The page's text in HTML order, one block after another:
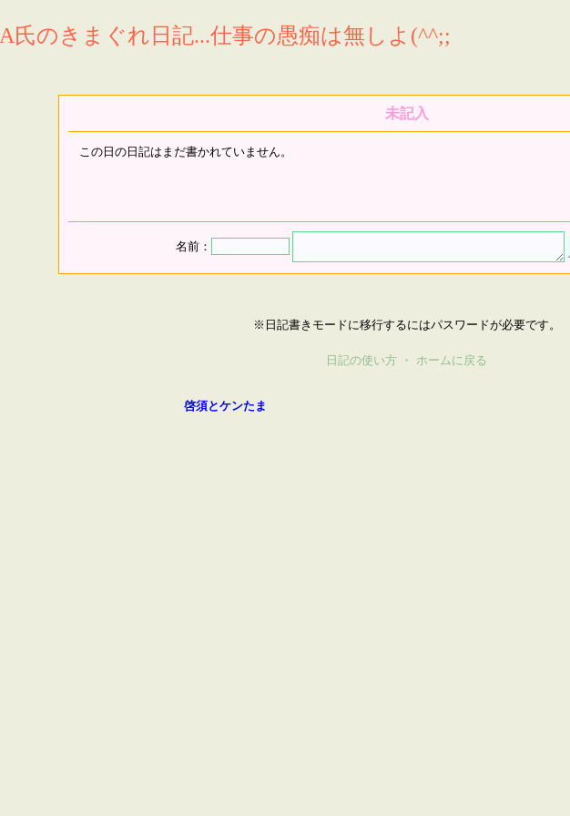
A氏のきまぐれ日記...仕事の愚痴は無しよ(^^;;
未記入
この日の日記はまだ書かれていません。
名前：
※日記書きモードに移行するにはパスワードが必要です。
日記の使い方 ・ ホームに戻る
啓須とケンたま